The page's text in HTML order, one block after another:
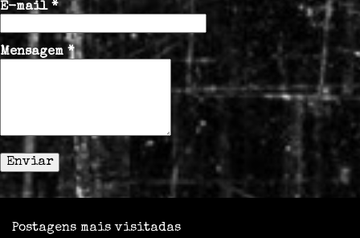
E-mail *
Mensagem *
Postagens mais visitadas